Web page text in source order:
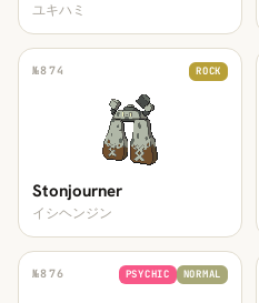
ユキハミ
№874 ROCK
Stonjourner
イシヘンジン
№876 PSYCHIC NORMAL